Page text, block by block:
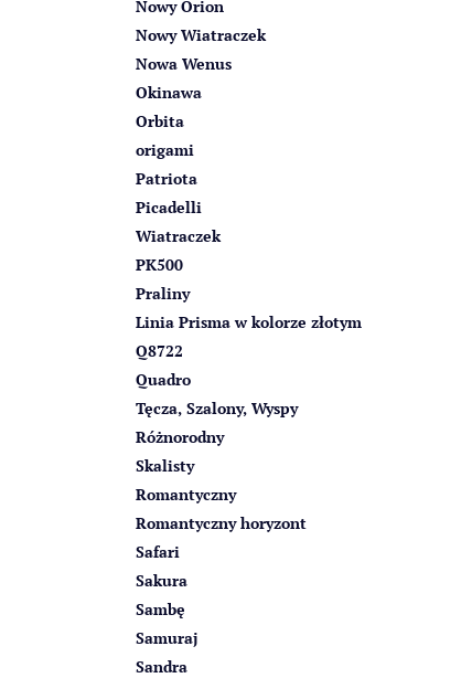
Nowy Orion
Nowy Wiatraczek
Nowa Wenus
Okinawa
Orbita
origami
Patriota
Picadelli
Wiatraczek
PK500
Praliny
Linia Prisma w kolorze złotym
Q8722
Quadro
Tęcza, Szalony, Wyspy
Różnorodny
Skalisty
Romantyczny
Romantyczny horyzont
Safari
Sakura
Sambę
Samuraj
Sandra